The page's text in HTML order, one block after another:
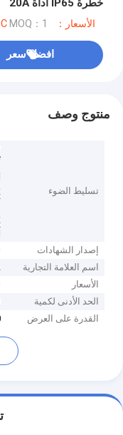
خطرة IP65 أداة 20A
الأسعار：USD6/PC MOQ：1
افضل سعر
منتوج وصف
تسليط الضوء
إصدار الشهادات
اسم العلامة التجارية
الأسعار
الحد الأدنى لكمية
القدرة على العرض